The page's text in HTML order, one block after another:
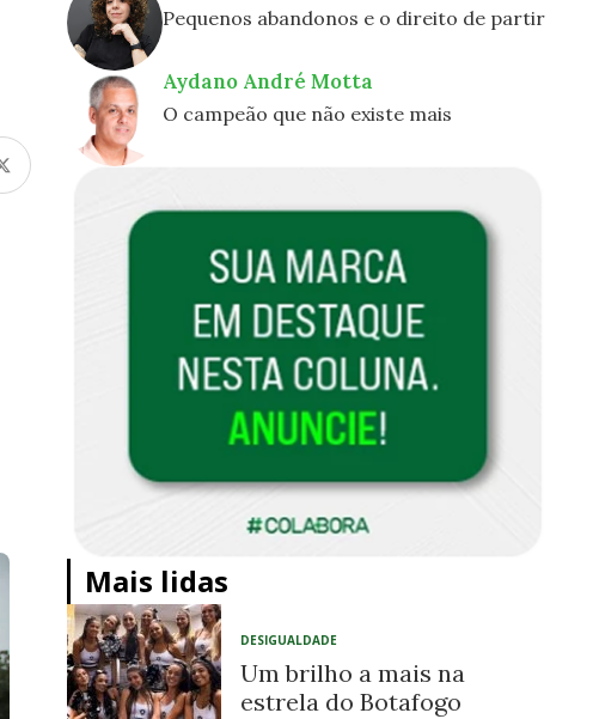
Pequenos abandonos e o direito de partir
Aydano André Motta
O campeão que não existe mais
Mais lidas
DESIGUALDADE
Um brilho a mais na
estrela do Botafogo